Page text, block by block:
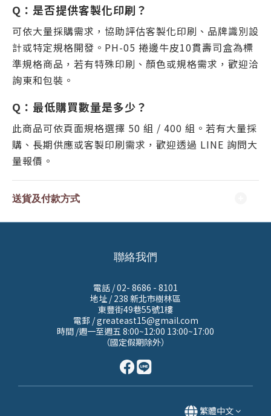
Q：是否提供客製化印刷？
可依大量採購需求，協助評估客製化印刷、品牌識別設
計或特定規格開發。PH-05 捲邊牛皮10貫壽司盒為標
準規格商品，若有特殊印刷、顏色或規格需求，歡迎洽
詢東和包裝。
Q：最低購買數量是多少？
此商品可依頁面規格選擇 50 組 / 400 組。若有大量採
購、長期供應或客製印刷需求，歡迎透過 LINE 詢問大
量報價。
送貨及付款方式
聯絡我們
電話 / 02- 8686 - 8101
地址 /238 新北市樹林區
東豐街49巷55號1樓
電郵 / greateast15@gmail.com
時間 /週一至週五 8:00~12:00 13:00~17:00
（國定假期除外）
繁體中文